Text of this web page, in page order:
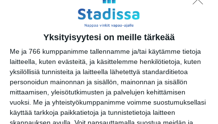
Yksityisyytesi on meille tärkeää
Me ja 766 kumppanimme tallennamme ja/tai käytämme tietoja
laitteella, kuten evästeitä, ja käsittelemme henkilötietoja, kuten
yksilöllisiä tunnisteita ja laitteella lähetettyä standarditietoa
personoidun mainonnan ja sisällön, mainonnan ja sisällön
mittaamisen, yleisötutkimusten ja palvelujen kehittämisen
vuoksi. Me ja yhteistyökumppanimme voimme suostumuksellasi
käyttää tarkkoja paikkatietoja ja tunnistetietoja laitteen
skannauksen avulla. Voit napsauttamalla suostua meidän ja
la 8.8.2026 klo 21:00
Mendo Monday
ma 10.8.2026 klo 19:00
Liput myyntiin: Weezer -
The Gathering
ke 12.8.2026 klo 11:00